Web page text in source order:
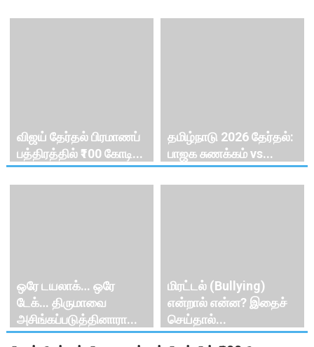
விஜய் தேர்தல் பிரமாணப்
பத்திரத்தில் ₹100 கோடி...
தமிழ்நாடு 2026 தேர்தல்:
பாஜக சுணக்கம் vs...
ஒரே டயலாக்… ஒரே
டேக்… திருமாவை
அசிங்கப்படுத்தினாரா...
மிரட்டல் (Bullying)
என்றால் என்ன? இதைச்
செய்தால்...